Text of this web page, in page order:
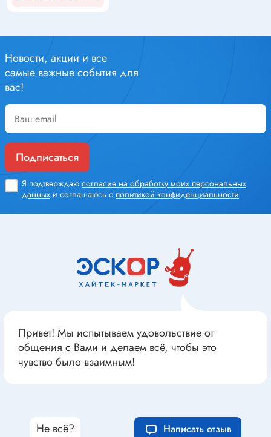
Новости, акции и все
самые важные события для
вас!
Подписаться
Я подтверждаю согласие на обработку моих персональных
данных и соглашаюсь с политикой конфиденциальности
Привет! Мы испытываем удовольствие от
общения с Вами и делаем всё, чтобы это
чувство было взаимным!
Не всё? Написать отзыв